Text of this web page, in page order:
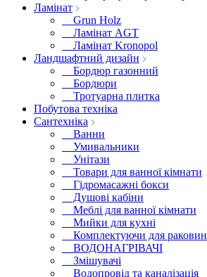
Ламінат
Grun Holz
Ламінат AGT
Ламінат Kronopol
Ландшафтний дизайн
Бордюр газонний
Бордюри
Тротуарна плитка
Побутова техніка
Сантехніка
Ванни
Умивальники
Унітази
Товари для ванної кімнати
Гідромасажні бокси
Душові кабіни
Меблі для ванної кімнати
Мийки для кухні
Комплектуючи для раковин
ВОДОНАГРІВАЧІ
Змішувачі
Водопровід та каналізація